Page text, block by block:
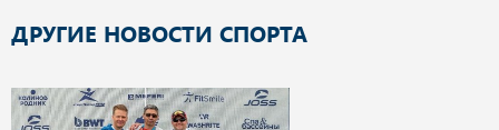
ДРУГИЕ НОВОСТИ СПОРТА